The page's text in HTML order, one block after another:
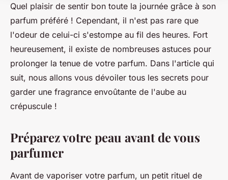
Quel plaisir de sentir bon toute la journée grâce à son
parfum préféré ! Cependant, il n'est pas rare que
l'odeur de celui-ci s'estompe au fil des heures. Fort
heureusement, il existe de nombreuses astuces pour
prolonger la tenue de votre parfum. Dans l'article qui
suit, nous allons vous dévoiler tous les secrets pour
garder une fragrance envoûtante de l'aube au
crépuscule !
Préparez votre peau avant de vous
parfumer
Avant de vaporiser votre parfum, un petit rituel de